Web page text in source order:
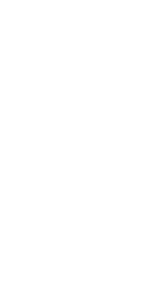
満の子5,000/人
（3,000円/日）
度実績）
15,000円